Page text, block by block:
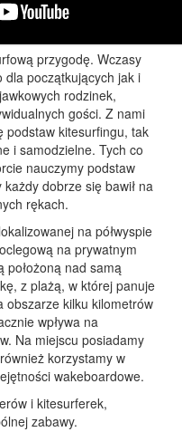
przygodę. Wczasy
dla początkujących jak i
rodzinek,
gości. Z nami
podstaw kitesurfingu, tak
i samodzielne. Tych co
nauczymy podstaw
dobrze się bawił na
rękach.
na półwyspie
na prywatnym
położoną nad samą
z plażą, w której panuje
obszarze kilku kilometrów
wpływa na
Na miejscu posiadamy
korzystamy w
wakeboardowe.
i kitesurferek,
zabawy.